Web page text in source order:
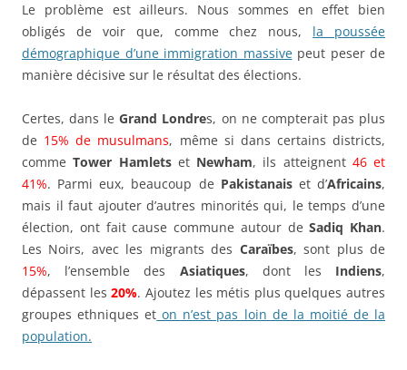
Le problème est ailleurs. Nous sommes en effet bien
obligés de voir que, comme chez nous, la poussée
démographique d’une immigration massivepeut peser de
manière décisive sur le résultat des élections.
Certes, dans leGrand Londres, on ne compterait pas plus
de 15% de musulmans, même si dans certains districts,
comme Tower Hamletset Newham, ils atteignent 46 et
41%. Parmi eux, beaucoup de Pakistanaiset d’Africains,
mais il faut ajouter d’autres minorités qui, le temps d’une
élection, ont fait cause commune autour deSadiq Khan.
Les Noirs, avec les migrants des Caraïbes, sont plus de
15%, l’ensemble des Asiatiques, dont les Indiens,
dépassent les 20%. Ajoutez les métis plus quelques autres
groupes ethniques et on n’est pas loin de la moitié de la
population.